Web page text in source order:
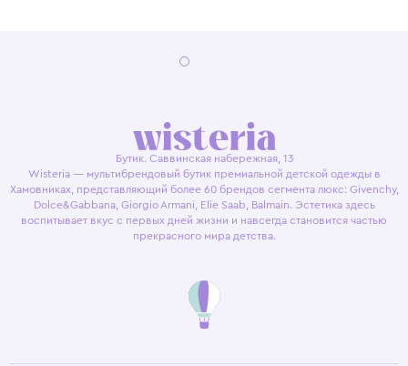
Бутик. Саввинская набережная, 13
Wisteria — мультибрендовый бутик премиальной детской одежды в
Хамовниках, представляющий более 60 брендов сегмента люкс: Givenchy,
Dolce&Gabbana, Giorgio Armani, Elie Saab, Balmain. Эстетика здесь
воспитывает вкус с первых дней жизни и навсегда становится частью
прекрасного мира детства.